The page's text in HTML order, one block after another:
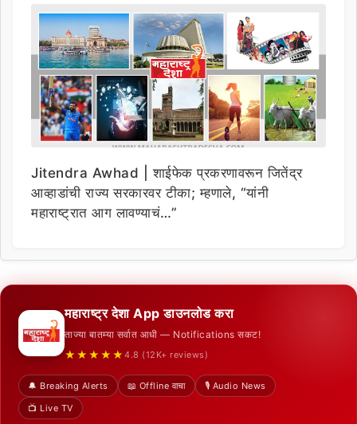
Jitendra Awhad | शाईफेक प्रकरणावरून जितेंद्र
आव्हाडांची राज्य सरकारवर टीका; म्हणाले, “यांनी
महाराष्ट्रात आग लावण्याचं…”
महाराष्ट्र देशा App डाउनलोड करा
ताज्या बातम्या सर्वात आधी — Notifications सकट!
★★★★★ 4.8 (12K+ reviews)
🔔 Breaking Alerts 📖 Offline वाचा
🎙️ Audio News
📺 Live TV